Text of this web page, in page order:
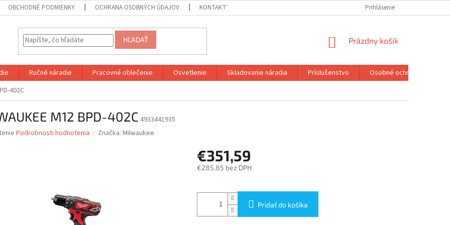
OBCHODNÉ PODMIENKY OCHRANA OSOBNÝCH ÚDAJOV KONTAKTY Prihlásenie
HĽADAŤ
NÁKUPNÝ
Prázdny košík
Ručné náradie Pracovné oblečenie Osvetlenie Skladovanie náradia Príslušenstvo
Osobné ochranné
402C
M12 BPD-402C 4933441935
Podrobnosti hodnotenia Značka: Milwaukee
€351,59
€285,85 bez DPH
cena:
Pridať do košíka